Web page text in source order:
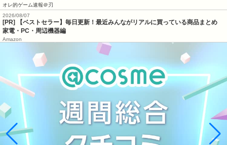
オレ的ゲーム速報＠刃
2026/08/07
[PR] 【ベストセラー】毎日更新！最近みんながリアルに買っている商品まとめ
家電・PC・周辺機器編
Amazon